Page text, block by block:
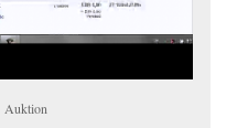
Auktion